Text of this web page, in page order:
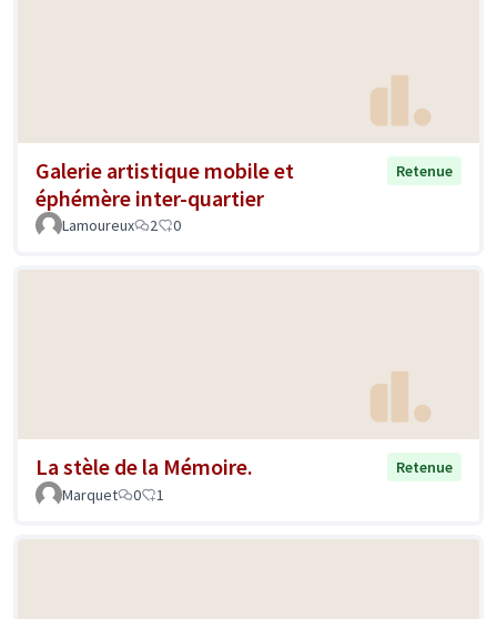
Galerie artistique mobile et
éphémère inter-quartier
Retenue
Lamoureux 2 0
La stèle de la Mémoire.
Retenue
Marquet
0 1